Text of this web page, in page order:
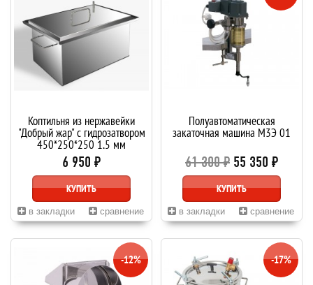
Коптильня из нержавейки
"Добрый жар" с гидрозатвором
450*250*250 1,5 мм
6 950 ₽
КУПИТЬ
в закладки сравнение
Полуавтоматическая
закаточная машина М3Э 01
61 300 ₽ 55 350 ₽
КУПИТЬ
в закладки сравнение
-12% -17%